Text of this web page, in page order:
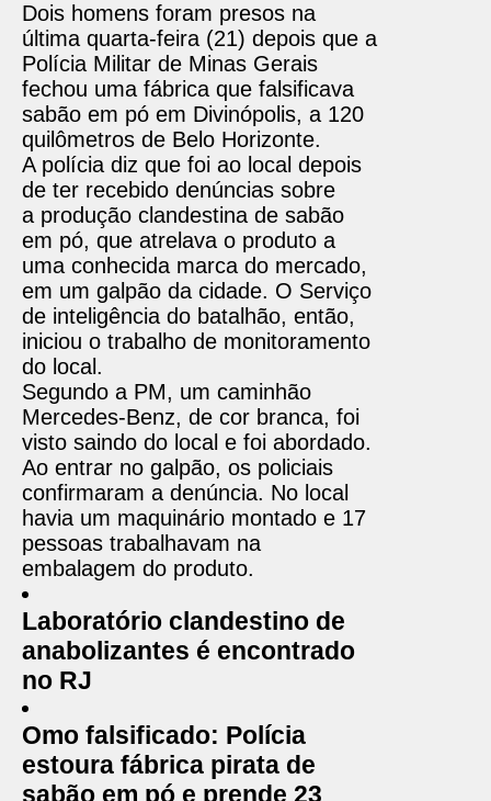
Dois homens foram presos na
última quarta-feira (21) depois que a
Polícia Militar de Minas Gerais
fechou uma fábrica que falsificava
sabão em pó em Divinópolis, a 120
quilômetros de Belo Horizonte.
A polícia diz que foi ao local depois
de ter recebido denúncias sobre
a produção clandestina de sabão
em pó, que atrelava o produto a
uma conhecida marca do mercado,
em um galpão da cidade. O Serviço
de inteligência do batalhão, então,
iniciou o trabalho de monitoramento
do local.
Segundo a PM, um caminhão
Mercedes-Benz, de cor branca, foi
visto saindo do local e foi abordado.
Ao entrar no galpão, os policiais
confirmaram a denúncia. No local
havia um maquinário montado e 17
pessoas trabalhavam na
embalagem do produto.
Laboratório clandestino de
anabolizantes é encontrado
no RJ
Omo falsificado: Polícia
estoura fábrica pirata de
sabão em pó e prende 23